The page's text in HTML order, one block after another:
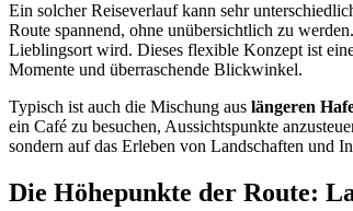
Ein solcher Reiseverlauf kann sehr
Route spannend, ohne unübersichtlich zu
Lieblingsort wird. Dieses flexible Konzept ist
Momente und überraschende Blickwinkel.
Typisch ist auch die Mischung aus längeren
ein Café zu besuchen, Aussichtspunkte
sondern auf das Erleben von Landschaften und
Die Höhepunkte der Route: